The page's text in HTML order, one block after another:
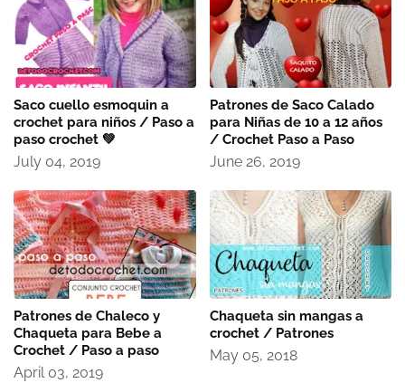
Saco cuello esmoquin a
crochet para niños / Paso a
paso crochet 💚
July 04, 2019
Patrones de Saco Calado
para Niñas de 10 a 12 años
/ Crochet Paso a Paso
June 26, 2019
Patrones de Chaleco y
Chaqueta para Bebe a
Crochet / Paso a paso
April 03, 2019
Chaqueta sin mangas a
crochet / Patrones
May 05, 2018